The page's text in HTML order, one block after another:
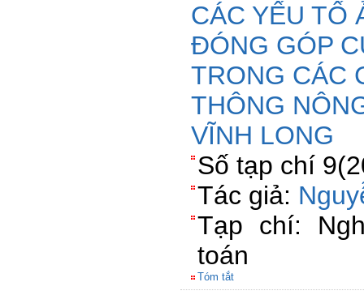
CÁC YẾU TỐ
ĐÓNG GÓP
TRONG CÁC
THÔNG
VĨNH LONG
Số tạp chí
Tác giả:
Tạp chí:
toán
Tóm tắt